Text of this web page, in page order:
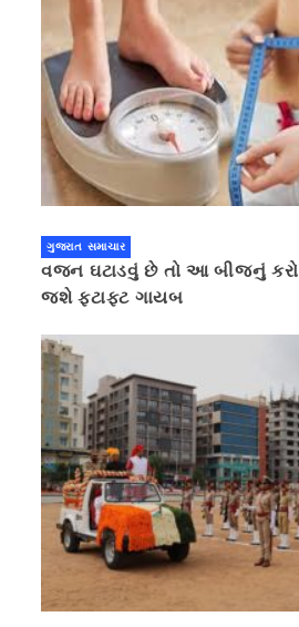
ગુજરાત સમાચાર
વજન ઘટાડવું છે તો આ બીજનું
જશે ફટાફટ ગાયબ